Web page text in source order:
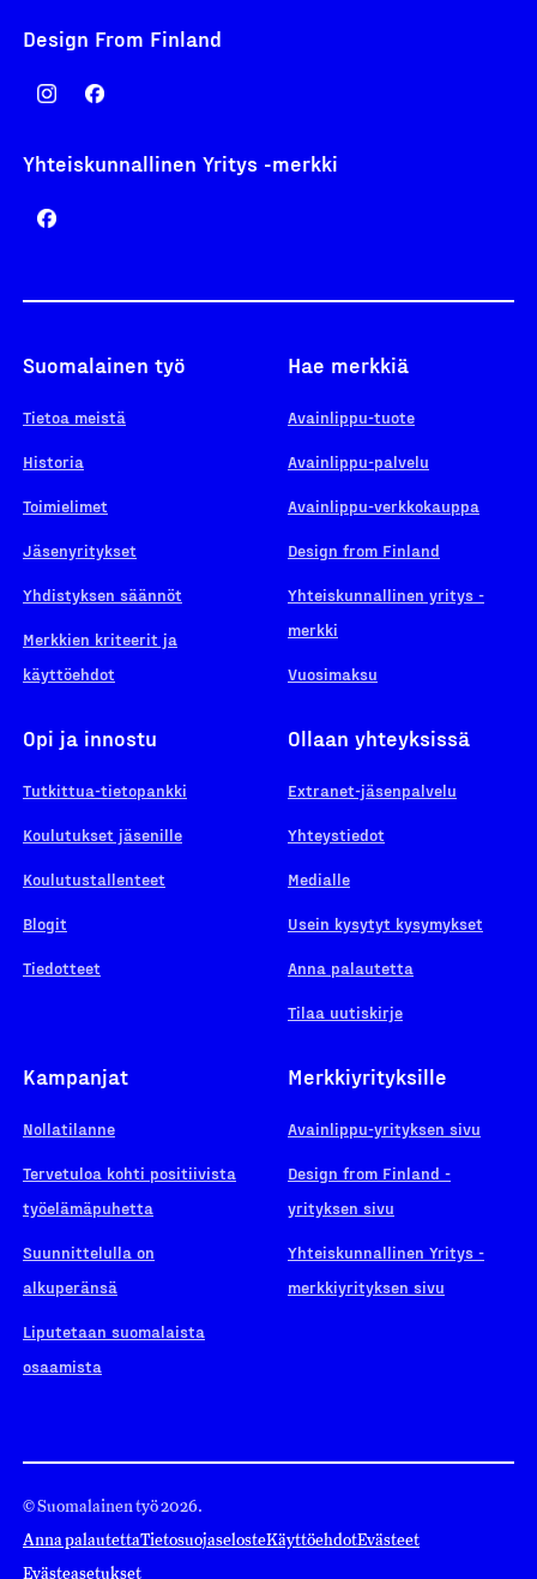
Design From Finland
Yhteiskunnallinen Yritys -merkki
Suomalainen työ
Tietoa meistä
Historia
Toimielimet
Jäsenyritykset
Yhdistyksen säännöt
Merkkien kriteerit ja
käyttöehdot
Hae merkkiä
Avainlippu-tuote
Avainlippu-palvelu
Avainlippu-verkkokauppa
Design from Finland
Yhteiskunnallinen yritys -
merkki
Vuosimaksu
Opi ja innostu
Tutkittua-tietopankki
Koulutukset jäsenille
Koulutustallenteet
Blogit
Tiedotteet
Ollaan yhteyksissä
Extranet-jäsenpalvelu
Yhteystiedot
Medialle
Usein kysytyt kysymykset
Anna palautetta
Tilaa uutiskirje
Kampanjat
Nollatilanne
Tervetuloa kohti positiivista
työelämäpuhetta
Suunnittelulla on
alkuperänsä
Liputetaan suomalaista
osaamista
Merkkiyrityksille
Avainlippu-yrityksen sivu
Design from Finland -
yrityksen sivu
Yhteiskunnallinen Yritys -
merkkiyrityksen sivu
© Suomalainen työ 2026.
Anna palautettaTietosuojaselosteKäyttöehdotEvästeet
Evästeasetukset